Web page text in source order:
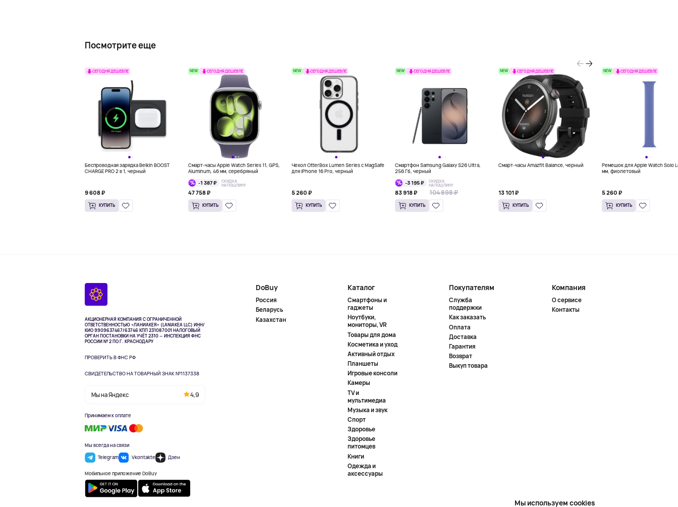
Посмотрите еще
СЕГОДНЯ ДЕШЕВЛЕ
Беспроводная зарядка Belkin BOOST
CHARGE PRO 2 в 1, черный
9 608 ₽
КУПИТЬ
NEW СЕГОДНЯ ДЕШЕВЛЕ
Смарт-часы Apple Watch Series 11, GPS,
Aluminum, 46 мм, серебряный
-1 387 ₽
СКИДКА
НА ПОШЛИНУ
47 758 ₽
КУПИТЬ
NEW СЕГОДНЯ ДЕШЕВЛЕ
Чехол OtterBox Lumen Series с MagSafe
для iPhone 16 Pro, черный
5 260 ₽
КУПИТЬ
NEW СЕГОДНЯ ДЕШЕВЛЕ
Смартфон Samsung Galaxy S26 Ultra,
256 Гб, черный
-3 195 ₽
СКИДКА
НА ПОШЛИНУ
83 918 ₽ 104 898 ₽
КУПИТЬ
NEW СЕГОДНЯ ДЕШЕВЛЕ
Смарт-часы Amazfit Balance, черный
13 101 ₽
КУПИТЬ
NEW СЕГОДНЯ ДЕШЕВЛЕ
Ремешок для Apple Watch Solo
мм, фиолетовый
5 260 ₽
КУПИТЬ
АКЦИОНЕРНАЯ КОМПАНИЯ С ОГРАНИЧЕННОЙ
ОТВЕТСТВЕННОСТЬЮ «ЛАНИАКЕЯ» (LANIAKEA LLC) ИНН/
КИО 9909637467/63746 КПП 231087001НАЛОГОВЫЙ
ОРГАН ПОСТАНОВКИ НА УЧЁТ 2310 — ИНСПЕКЦИЯ ФНС
РОССИИ № 2 ПО Г. КРАСНОДАРУ
ПРОВЕРИТЬ В ФНС РФ
СВИДЕТЕЛЬСТВО НА ТОВАРНЫЙ ЗНАК №1137338
Мы на Яндекс 4,9
Принимаем к оплате
Мы всегда на связи
Telegram
Vkontakte Дзен
Мобильное приложение DoBuy
DoBuy
Россия
Беларусь
Казахстан
Каталог
Смартфоны и
гаджеты
Ноутбуки,
мониторы, VR
Товары для дома
Косметика и уход
Активный отдых
Планшеты
Игровые консоли
Камеры
TV и
мультимедиа
Музыка и звук
Спорт
Здоровье
Здоровье
питомцев
Книги
Одежда и
аксессуары
Покупателям
Служба
поддержки
Как заказать
Оплата
Доставка
Гарантия
Возврат
Выкуп товара
Компания
О сервисе
Контакты
Мы используем cookies